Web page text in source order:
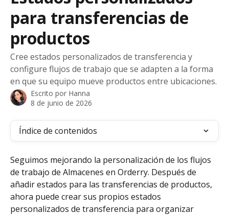
para transferencias de
productos
Cree estados personalizados de transferencia y
configure flujos de trabajo que se adapten a la forma
en que su equipo mueve productos entre ubicaciones.
Escrito por Hanna
8 de junio de 2026
Índice de contenidos
Seguimos mejorando la personalización de los flujos
de trabajo de Almacenes en Orderry. Después de
añadir estados para las transferencias de productos,
ahora puede crear sus propios estados
personalizados de transferencia para organizar